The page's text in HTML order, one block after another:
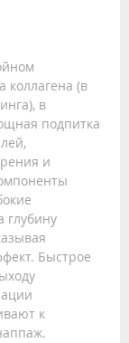
коллагена (в
в
подпитка
и
глубину
Быстрое
к